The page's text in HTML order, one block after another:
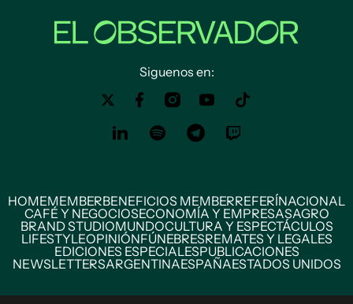
Siguenos en:
HOMEMEMBERBENEFICIOS MEMBERREFERÍNACIONAL
CAFÉ Y NEGOCIOSECONOMÍA Y EMPRESASAGRO
BRAND STUDIOMUNDOCULTURA Y ESPECTÁCULOS
LIFESTYLEOPINIÓNFÚNEBRESREMATES Y LEGALES
EDICIONES ESPECIALESPUBLICACIONES
NEWSLETTERSARGENTINAESPAÑAESTADOS UNIDOS